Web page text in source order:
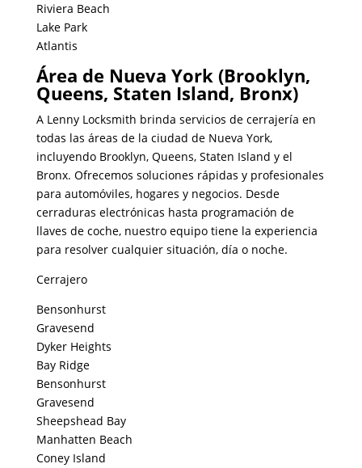
Riviera Beach
Lake Park
Atlantis
Área de Nueva York (Brooklyn,
Queens, Staten Island, Bronx)
A Lenny Locksmith brinda servicios de cerrajería en
todas las áreas de la ciudad de Nueva York,
incluyendo Brooklyn, Queens, Staten Island y el
Bronx. Ofrecemos soluciones rápidas y profesionales
para automóviles, hogares y negocios. Desde
cerraduras electrónicas hasta programación de
llaves de coche, nuestro equipo tiene la experiencia
para resolver cualquier situación, día o noche.
Cerrajero
Bensonhurst
Gravesend
Dyker Heights
Bay Ridge
Bensonhurst
Gravesend
Sheepshead Bay
Manhatten Beach
Coney Island